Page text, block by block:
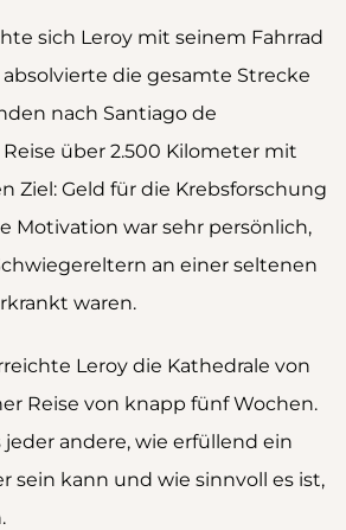
sich Leroy mit seinem Fahrrad
die gesamte Strecke
nach Santiago de
über 2.500 Kilometer mit
Ziel: Geld für die Krebsforschung
Motivation war sehr persönlich,
an einer seltenen
waren.
Leroy die Kathedrale von
Reise von knapp fünf Wochen.
jeder andere, wie erfüllend ein
sein kann und wie sinnvoll es ist,